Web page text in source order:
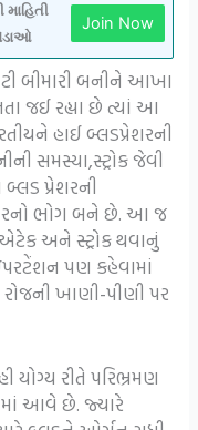
Join Now
બીમારી બનીને આખા
જઈ રહ્યા છે ત્યાં આ
હાઈ બ્લડપ્રેશરની
સમસ્યા,સ્ટ્રોક જેવી
પ્રેશરની
ભોગ બને છે. આ જ
અને સ્ટ્રોક થવાનું
પણ કહેવામાં
ખાણી-પીણી પર
યોગ્ય રીતે પરિભ્રમણ
આવે છે. જ્યારે